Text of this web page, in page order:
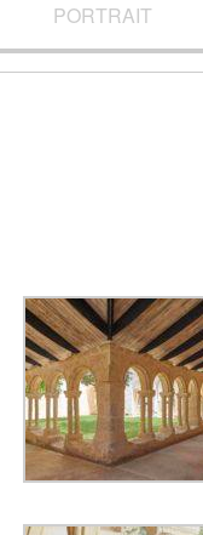
PORTRAIT